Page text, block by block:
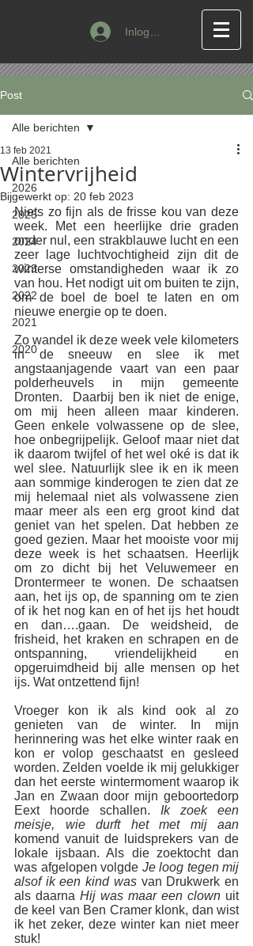
Inloggen
Post
Alle berichten
2026
2025
2024
2023
2022
2021
2020
Alle berichten
Wintervrijheid
13 feb 2021
Bijgewerkt op: 20 feb 2023
Niets zo fijn als de frisse kou van deze
week. Met een heerlijke drie graden
onder nul, een strakblauwe lucht en een
zeer lage luchtvochtigheid zijn dit de
winterse omstandigheden waar ik zo
van hou. Het nodigt uit om buiten te zijn,
om de boel de boel te laten en om
nieuwe energie op te doen.
Zo wandel ik deze week vele kilometers
in de sneeuw en slee ik met
angstaanjagende vaart van een paar
polderheuvels in mijn gemeente
Dronten.  Daarbij ben ik niet de enige,
om mij heen alleen maar kinderen.
Geen enkele volwassene op de slee,
hoe onbegrijpelijk. Geloof maar niet dat
ik daarom twijfel of het wel oké is dat ik
wel slee. Natuurlijk slee ik en ik meen
aan sommige kinderogen te zien dat ze
mij helemaal niet als volwassene zien
maar meer als een erg groot kind dat
geniet van het spelen. Dat hebben ze
goed gezien. Maar het mooiste voor mij
deze week is het schaatsen. Heerlijk
om zo dicht bij het Veluwemeer en
Drontermeer te wonen. De schaatsen
aan, het ijs op, de spanning om te zien
of ik het nog kan en of het ijs het houdt
en dan….gaan. De weidsheid, de
frisheid, het kraken en schrapen en de
ontspanning, vriendelijkheid en
opgeruimdheid bij alle mensen op het
ijs. Wat ontzettend fijn!
Vroeger kon ik als kind ook al zo
genieten van de winter. In mijn
herinnering was het elke winter raak en
kon er volop geschaatst en gesleed
worden. Zelden voelde ik mij gelukkiger
dan het eerste wintermoment waarop ik
Jan en Zwaan door mijn geboortedorp
Eext hoorde schallen. Ik zoek een
meisje, wie durft het met mij aan
komend vanuit de luidsprekers van de
lokale ijsbaan. Als die zoektocht dan
was afgelopen volgde Je loog tegen mij
alsof ik een kind was van Drukwerk en
als daarna Hij was maar een clown uit
de keel van Ben Cramer klonk, dan wist
ik het zeker, deze winter kan niet meer
stuk!